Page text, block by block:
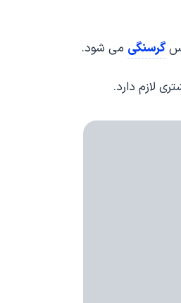
حسگرسنگی می شود.
لازم دارد.